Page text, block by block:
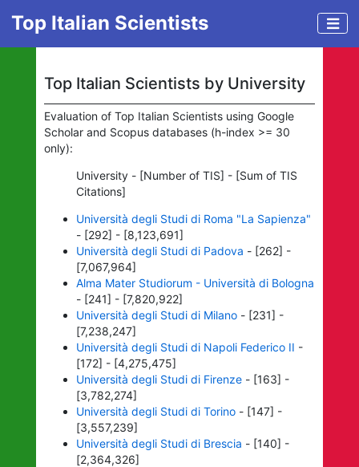
Top Italian Scientists
Top Italian Scientists by University
Evaluation of Top Italian Scientists using Google
Scholar and Scopus databases (h-index >= 30
only):
University - [Number of TIS] - [Sum of TIS
Citations]
Università degli Studi di Roma "La Sapienza"
- [292] - [8,123,691]
Università degli Studi di Padova - [262] -
[7,067,964]
Alma Mater Studiorum - Università di Bologna
- [241] - [7,820,922]
Università degli Studi di Milano- [231] -
[7,238,247]
Università degli Studi di Napoli Federico II -
[172] - [4,275,475]
Università degli Studi di Firenze- [163] -
[3,782,274]
Università degli Studi di Torino- [147] -
[3,557,239]
Università degli Studi di Brescia - [140] -
[2,364,326]